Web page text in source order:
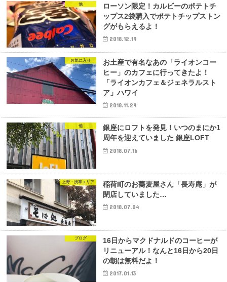
他
ローソン限定！カルビーのポテトチ
ップス2袋購入でポテトチップストン
グがもらえるよ！
2018.12.19
お気に入り
お土産で有名なあの「ライオンコー
ヒー」のカフェに行ってきたよ！
「ライオンカフェ＆ジェネラルスト
ア」ハワイ
2018.11.29
他
銀座にロフトを発見！いつのまにか1
周年を迎えていました 銀座LOFT
2018.07.16
上野・浅草エリア
稲荷町のお蕎麦屋さん「長寿庵」が
閉店していました…
2018.07.04
ブログ
16日からマクドナルドのコーヒーが
リニューアル！なんと16日から20日
の朝は無料だよ！
2017.01.13